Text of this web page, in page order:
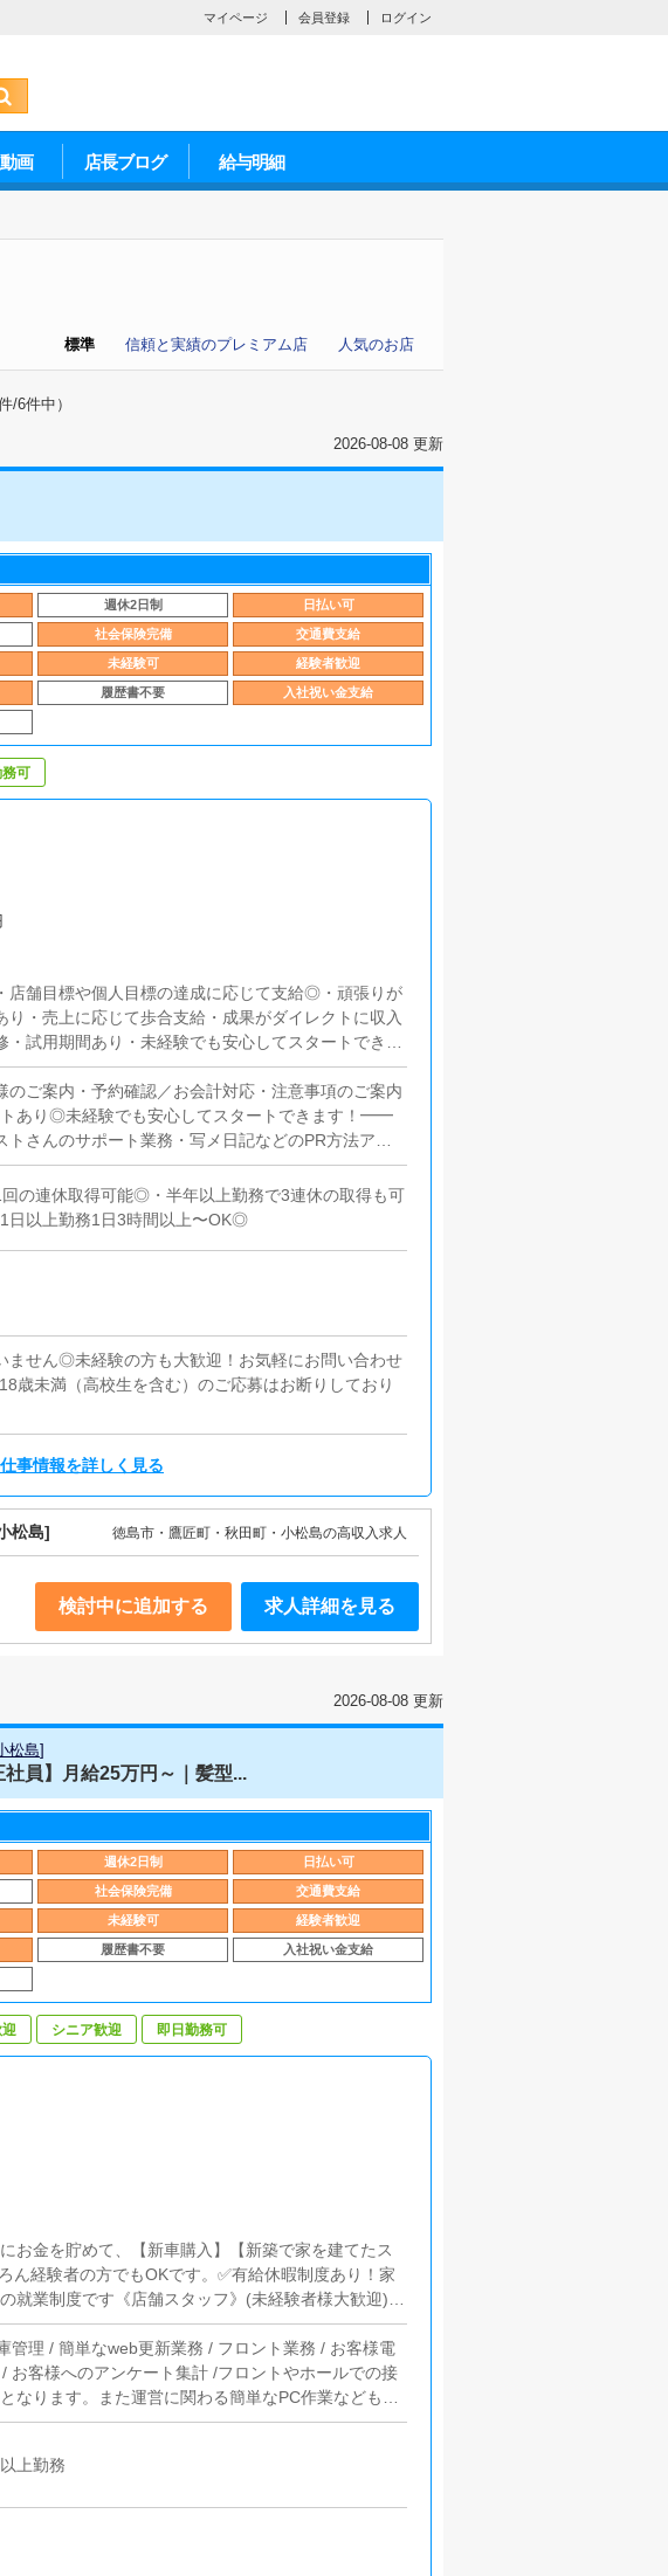
マイページ 会員登録 ログイン
画 店長ブログ 給与明細
人気のお店
信頼と実績のプレミアム店
標準
/6件中）
2026-08-08 更新
週休2日制 日払い可
社会保険完備 交通費支給
未経験可 経験者歓迎
履歴書不要 入社祝い金支給
可
店舗目標や個人目標の達成に応じて支給◎・頑張りが
・売上に応じて歩合支給・成果がダイレクトに収入
試用期間あり・未経験でも安心してスタートできま
分をその日に受け取りOK◎■給与手渡し・振込待ち
員寮完備・即入居OKの個室寮あり・新生活のスター
のご案内・予約確認／お会計対応・注意事項のご案内
あり◎未経験でも安心してスタートできます！━━
のサポート業務・写メ日記などのPR方法アド
考えるお仕事です◎━━━━━━━━━━━━■PC更新業
ベント更新・求人ブログ作成など基本は簡単な入力
ん◎━━━━━━━━━━━━■清掃・備品管理・店内清
の連休取得可能◎・半年以上勤務で3連休の取得も可
勤務1日3時間以上〜OK◎
ません◎未経験の方も大歓迎！お気軽にお問い合わせ
未満（高校生を含む）のご応募はお断りしており
事情報を詳しく見る
松島] 徳島市・鷹匠町・秋田町・小松島の高収入求人
検討中に追加する 求人詳細を見る
2026-08-08 更新
松島]
員】月給25万円～｜髪型...
週休2日制 日払い可
社会保険完備 交通費支給
未経験可 経験者歓迎
履歴書不要 入社祝い金支給
シニア歓迎 即日勤務可
お金を貯めて、【新車購入】【新築で家を建てたス
ん経験者の方でもOKです。✅有給休暇制度あり！家
就業制度です《店舗スタッフ》(未経験者様大歓迎)
ヶ月の試用期間あり)[ア]：時給1,100円～（試用期間
払い可
管理 / 簡単なweb更新業務 / フロント業務 / お客様電
お客様へのアンケート集計 /フロントやホールでの接
なります。また運営に関わる簡単なPC作業などもあ
なのでご安心ください。■対面接客・受付業務お客様
アルや、先輩スタッフに付いて業務内容を見ながら
ボタンを押すだけや、ブログの更新時に簡単に文字
上勤務